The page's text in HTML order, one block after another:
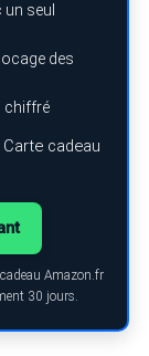
seul
des
chiffré
cadeau
Amazon.fr
30 jours.